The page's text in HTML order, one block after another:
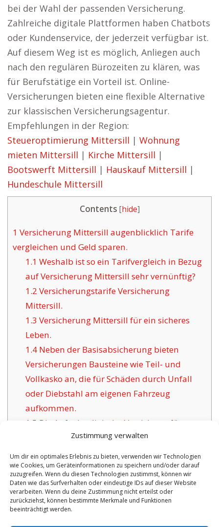
Zustimmung verwalten
Um dir ein optimales Erlebnis zu bieten, verwenden wir Technologien
wie Cookies, um Geräteinformationen zu speichern und/oder darauf
zuzugreifen. Wenn du diesen Technologien zustimmst, können wir
Daten wie das Surfverhalten oder eindeutige IDs auf dieser Website
verarbeiten. Wenn du deine Zustimmung nicht erteilst oder
zurückziehst, können bestimmte Merkmale und Funktionen
beeinträchtigt werden.
bei der Wahl der passenden Versicherung.
Zahlreiche digitale Plattformen haben Chatbots
oder Kundenservice, der jederzeit verfügbar ist.
Auf diesem Weg ist es möglich, Anliegen auch
nach den regulären Bürozeiten zu klären, was
für Berufstätige ein Vorteil ist. Online-
Versicherungen bieten eine flexible Alternative
zur klassischen Versicherungsagentur.
Empfehlungen in der Region:
Steueroptimierung Mittersill | Wohnung
mieten Mittersill | Kirche Mittersill |
Bootswerft Mittersill | Hauskauf Mittersill |
Hundeschule Mittersill
Contents [hide]
1 Versicherung Mittersill augenblicklich Tarife
vergleichen und Geld sparen.
1.1 Weshalb ist so ein Tarifvergleich in Bezug
auf Versicherung Mittersill sehr vernünftig?
1.2 Versicherungstarife Versicherung
Mittersill.
1.3 Versicherung Mittersill für ein sicheres
Leben.
1.4Neben der Basisabsicherung bieten
Versicherungen Bausteine wie Teil- und
Vollkasko an, die für Schäden durch Unfall
oder Diebstahl am eigenen Fahrzeug
aufkommen.
1.5 Die Aufgabe digitaler Versicherer für
1.6
Positive Argumente der angebotenen
Versicherung in Mittersill:
1.6.1Individuelle Policen inklusive
Betreuung:
No tags for this post.